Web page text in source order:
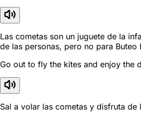
Las cometas son un juguete de la
de las personas, pero no para Buteo
Go out to fly the kites and enjoy the
Sal a volar las cometas y disfruta de